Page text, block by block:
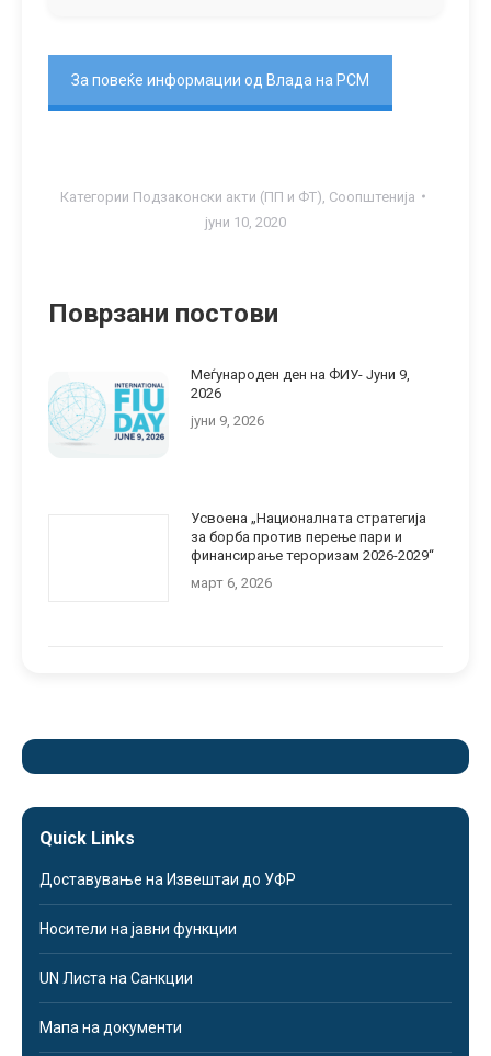
За повеќе информации од Влада на РСМ
Категории Подзаконски акти (ПП и ФТ) Соопштенија
јуни 10, 2020
Поврзани постови
Меѓународен ден на ФИУ- Jуни 9,
2026
јуни 9, 2026
Усвоена „Националната стратегија
за борба против перење пари и
финансирање тероризам 2026-2029“
март 6, 2026
Quick Links
Доставување на Извештаи до УФР
Носители на јавни функции
UN Листа на Санкции
Мапа на документи